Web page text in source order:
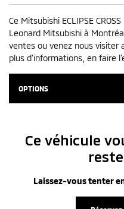
Ce Mitsubishi ECLIPSE
Leonard Mitsubishi à
ventes ou venez nous visiter
plus d'informations, en faire
OPTIONS
Ce véhicule
Laissez-vous tenter